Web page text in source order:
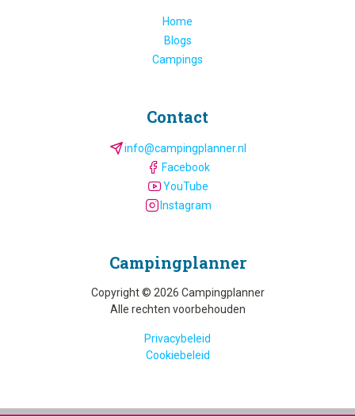
Home
Blogs
Campings
Contact
info@campingplanner.nl
Facebook
YouTube
Instagram
Camping­planner
Copyright © 2026 Campingplanner
Alle rechten voorbehouden
Privacybeleid
Cookiebeleid